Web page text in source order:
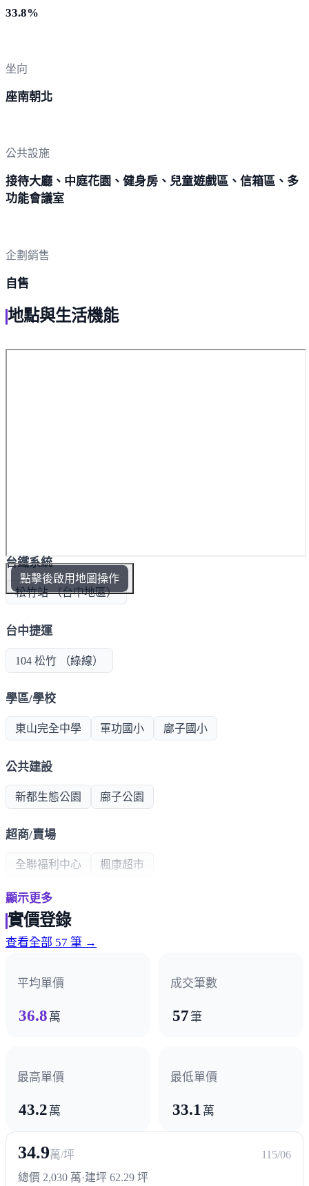
33.8%
坐向
座南朝北
公共設施
接待大廳、中庭花園、健身房、兒童遊戲區、信箱區、多
功能會議室
企劃銷售
自售
地點與生活機能
點擊後啟用地圖操作
台鐵系統
松竹站 （台中地區）
台中捷運
104 松竹 （綠線）
學區/學校
東山完全中學 軍功國小 廍子國小
公共建設
新都生態公園 廍子公園
超商/賣場
全聯福利中心 楓康超市
熱門商圈
顯示更多
實價登錄
查看全部 57 筆 →
平均單價
36.8 萬
成交筆數
57筆
最高單價
43.2 萬
最低單價
33.1 萬
34.9萬/坪
115/06
總價 2,030 萬·建坪 62.29 坪